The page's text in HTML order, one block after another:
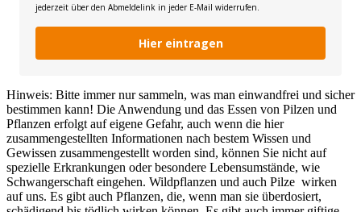
jederzeit über den Abmeldelink in jeder E-Mail widerrufen.
Hier eintragen
Hinweis: Bitte immer nur sammeln, was man einwandfrei und sicher
bestimmen kann! Die Anwendung und das Essen von Pilzen und
Pflanzen erfolgt auf eigene Gefahr, auch wenn die hier
zusammengestellten Informationen nach bestem Wissen und
Gewissen zusammengestellt worden sind, können Sie nicht auf
spezielle Erkrankungen oder besondere Lebensumstände, wie
Schwangerschaft eingehen. Wildpflanzen und auch Pilze wirken
auf uns. Es gibt auch Pflanzen, die, wenn man sie überdosiert,